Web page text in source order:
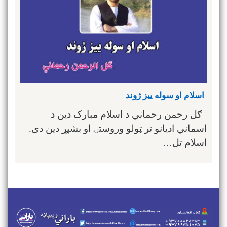
اسلام او سوله ييز ژوند
ګل رحمن رحماني د اسلام مبارک دين د
اسماني اديانو تر ټولو وروستۍ او بشپړ دين دی.
اسلام تل…